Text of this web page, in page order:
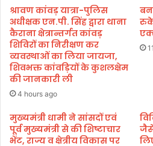
में
ते
जी
से
आ
गे
ब
ढ़
हा
उ
श्रावण कांवड़ यात्रा-पुलिस
अधीक्षक एन.पी. सिंह द्वारा थाना
कैराना क्षेत्रान्तर्गत कांवड़
शिविरों का निरीक्षण कर
व्यवस्थाओं का लिया जायजा,
शिवभक्त कांवड़ियों के कुशलक्षेम
की जानकारी ली
4 hours ago
मुख्यमंत्री धामी ने सांसदों एवं
पूर्व मुख्यमंत्री से की शिष्टाचार
भेंट, राज्य व क्षेत्रीय विकास पर
जैसे